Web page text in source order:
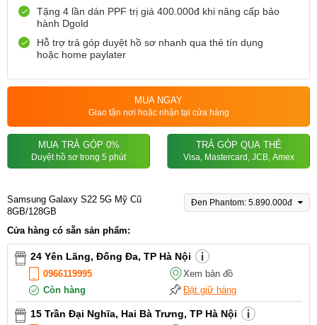
Tặng 4 lần dán PPF trị giá 400.000đ khi nâng cấp bảo
hành Dgold
Hỗ trợ trả góp duyệt hồ sơ nhanh qua thẻ tín dụng
hoặc home paylater
MUA NGAY
Giao tận nơi hoặc nhận tại cửa hàng
MUA TRẢ GÓP 0%
Duyệt hồ sơ trong 5 phút
TRẢ GÓP QUA THẺ
Visa, Mastercard, JCB, Amex
Samsung Galaxy S22 5G Mỹ Cũ
8GB/128GB
Đen Phantom: 5.890.000đ
Cửa hàng có sẵn sản phẩm:
24 Yên Lãng, Đống Đa, TP Hà Nội
0966119995
Xem bản đồ
Còn hàng
Đặt giữ hàng
15 Trần Đại Nghĩa, Hai Bà Trưng, TP Hà Nội